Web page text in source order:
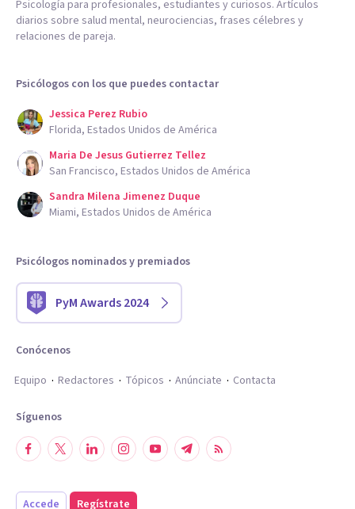
Psicología para profesionales, estudiantes y curiosos. Artículos
diarios sobre salud mental, neurociencias, frases célebres y
relaciones de pareja.
Psicólogos con los que puedes contactar
Jessica Perez Rubio
Florida, Estados Unidos de América
Maria De Jesus Gutierrez Tellez
San Francisco, Estados Unidos de América
Sandra Milena Jimenez Duque
Miami, Estados Unidos de América
Psicólogos nominados y premiados
PyM Awards 2024
Conócenos
Equipo
Redactores Tópicos Anúnciate Contacta
Síguenos
Accede Regístrate